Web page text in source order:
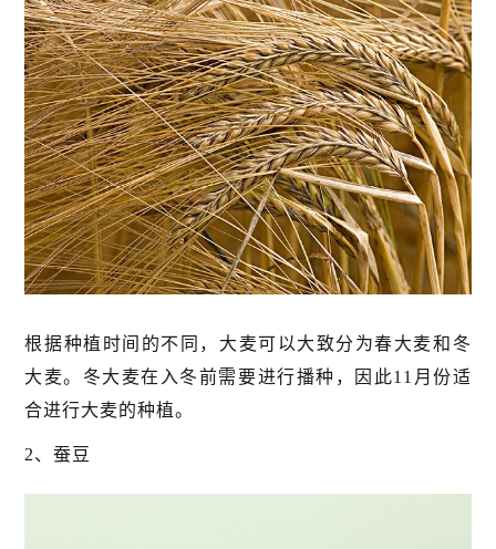
根据种植时间的不同，大麦可以大致分为春大麦和冬
大麦。冬大麦在入冬前需要进行播种，因此11月份适
合进行大麦的种植。
2、蚕豆